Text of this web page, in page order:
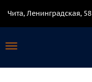
Чита, Ленинградская, 58